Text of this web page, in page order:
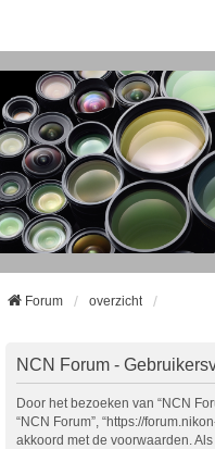
Forum overzicht
NCN Forum -
Door het bezoeken van “NCN
“NCN Forum”, “https://
akkoord met de voorwaarden.